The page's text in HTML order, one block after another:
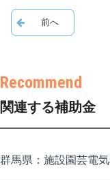
関連する補助金
群馬県：施設園芸電